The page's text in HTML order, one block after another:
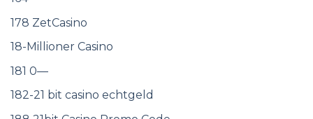
178 ZetCasino
18-Millioner Casino
181 0—
182-21 bit casino echtgeld